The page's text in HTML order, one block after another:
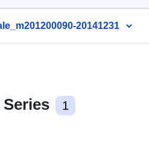
20141231
1